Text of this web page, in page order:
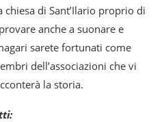
chiesa di Sant’Ilario proprio di
anche a suonare e
sarete fortunati come
dell’associazioni che vi
la storia.